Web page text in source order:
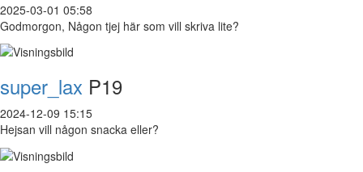
2025-03-01 05:58
Godmorgon, Någon tjej här som vill skriva lite?
super_lax P19
2024-12-09 15:15
Hejsan vill någon snacka eller?